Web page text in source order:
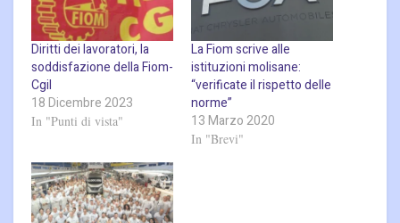
Diritti dei lavoratori, la
soddisfazione della Fiom-
Cgil
18 Dicembre 2023
In "Punti di vista"
La Fiom scrive alle
istituzioni molisane:
“verificate il rispetto delle
norme”
13 Marzo 2020
In "Brevi"